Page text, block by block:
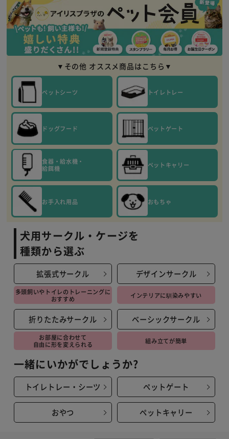
▼その他 オススメ商品はこちら▼
ペットシーツ トイレトレー
ドッグフード ペットゲート
食器・給水機・
給餌機
ペットキャリー
お手入れ用品 おもちゃ
犬用サークル・ケージを
種類から選ぶ
拡張式サークル
多頭飼いやトイレの トレーニングに
おすすめ
デザインサークル
インテリアに馴染みやすい
折りたたみサークル
お部屋に合わせて
自由に形を変えられる
ベーシックサークル
組み立てが簡単
一緒にいかがでしょうか?
トイレトレー・シーツ ペットゲート
おやつ ペットキャリー